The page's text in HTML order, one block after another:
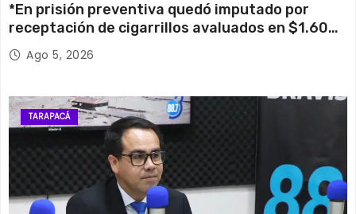
*En prisión preventiva quedó imputado por
receptación de cigarrillos avaluados en $1.600
millones*
Ago 5, 2026
TARAPACÁ